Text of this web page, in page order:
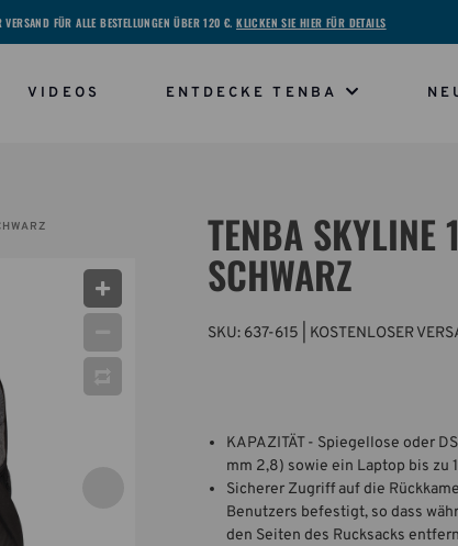
VERSAND FÜR ALLE BESTELLUNGEN ÜBER 120 €.KLICKEN SIE HIER FÜR DETAILS
VIDEOS ENTDECKE TENBA
TENBA SKYLINE
SCHWARZ
SKU: 637-615 | KOSTENLOSER
KAPAZITÄT - Spiegellose oder
mm 2,8) sowie ein Laptop bis zu
Sicherer Zugriff auf die
Benutzers befestigt, so dass
den Seiten des Rucksacks